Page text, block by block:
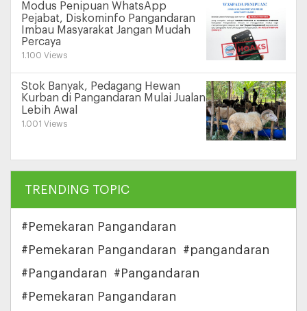
Modus Penipuan WhatsApp
Pejabat, Diskominfo Pangandaran
Imbau Masyarakat Jangan Mudah
Percaya
1.100 Views
Stok Banyak, Pedagang Hewan
Kurban di Pangandaran Mulai Jualan
Lebih Awal
1.001 Views
TRENDING TOPIC
#Pemekaran Pangandaran
#Pemekaran Pangandaran
#pangandaran
#Pangandaran
#Pangandaran
#Pemekaran Pangandaran